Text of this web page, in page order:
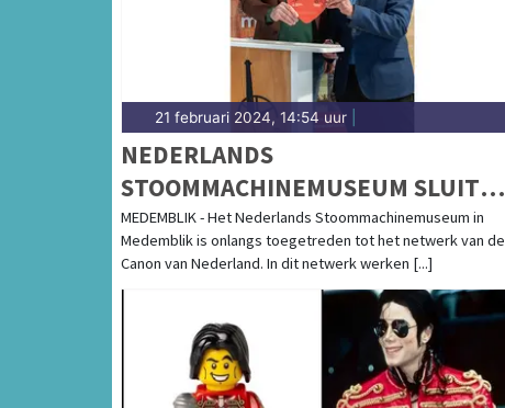
21 februari 2024, 14:54 uur
NEDERLANDS
STOOMMACHINEMUSEUM SLUIT
AAN BIJ HET NETWERK VAN DE
CANON VAN NEDERLAND
MEDEMBLIK - Het Nederlands Stoommachinemuseum in
Medemblik is onlangs toegetreden tot het netwerk van de
Canon van Nederland. In dit netwerk werken [...]